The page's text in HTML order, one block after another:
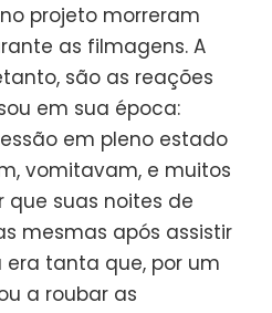
projeto morreram
as filmagens. A
são as reações
em sua época:
em pleno estado
vomitavam, e muitos
suas noites de
mesmas após assistir
era tanta que, por um
a roubar as